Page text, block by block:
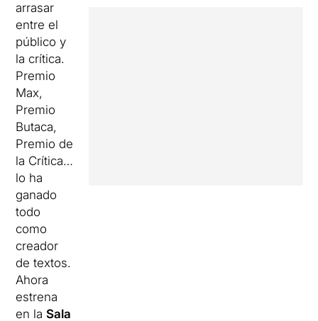
arrasar
entre el
público y
la crítica.
Premio
Max,
Premio
Butaca,
Premio de
la Crítica…
lo ha
ganado
todo
como
creador
de textos.
Ahora
estrena
en laSala